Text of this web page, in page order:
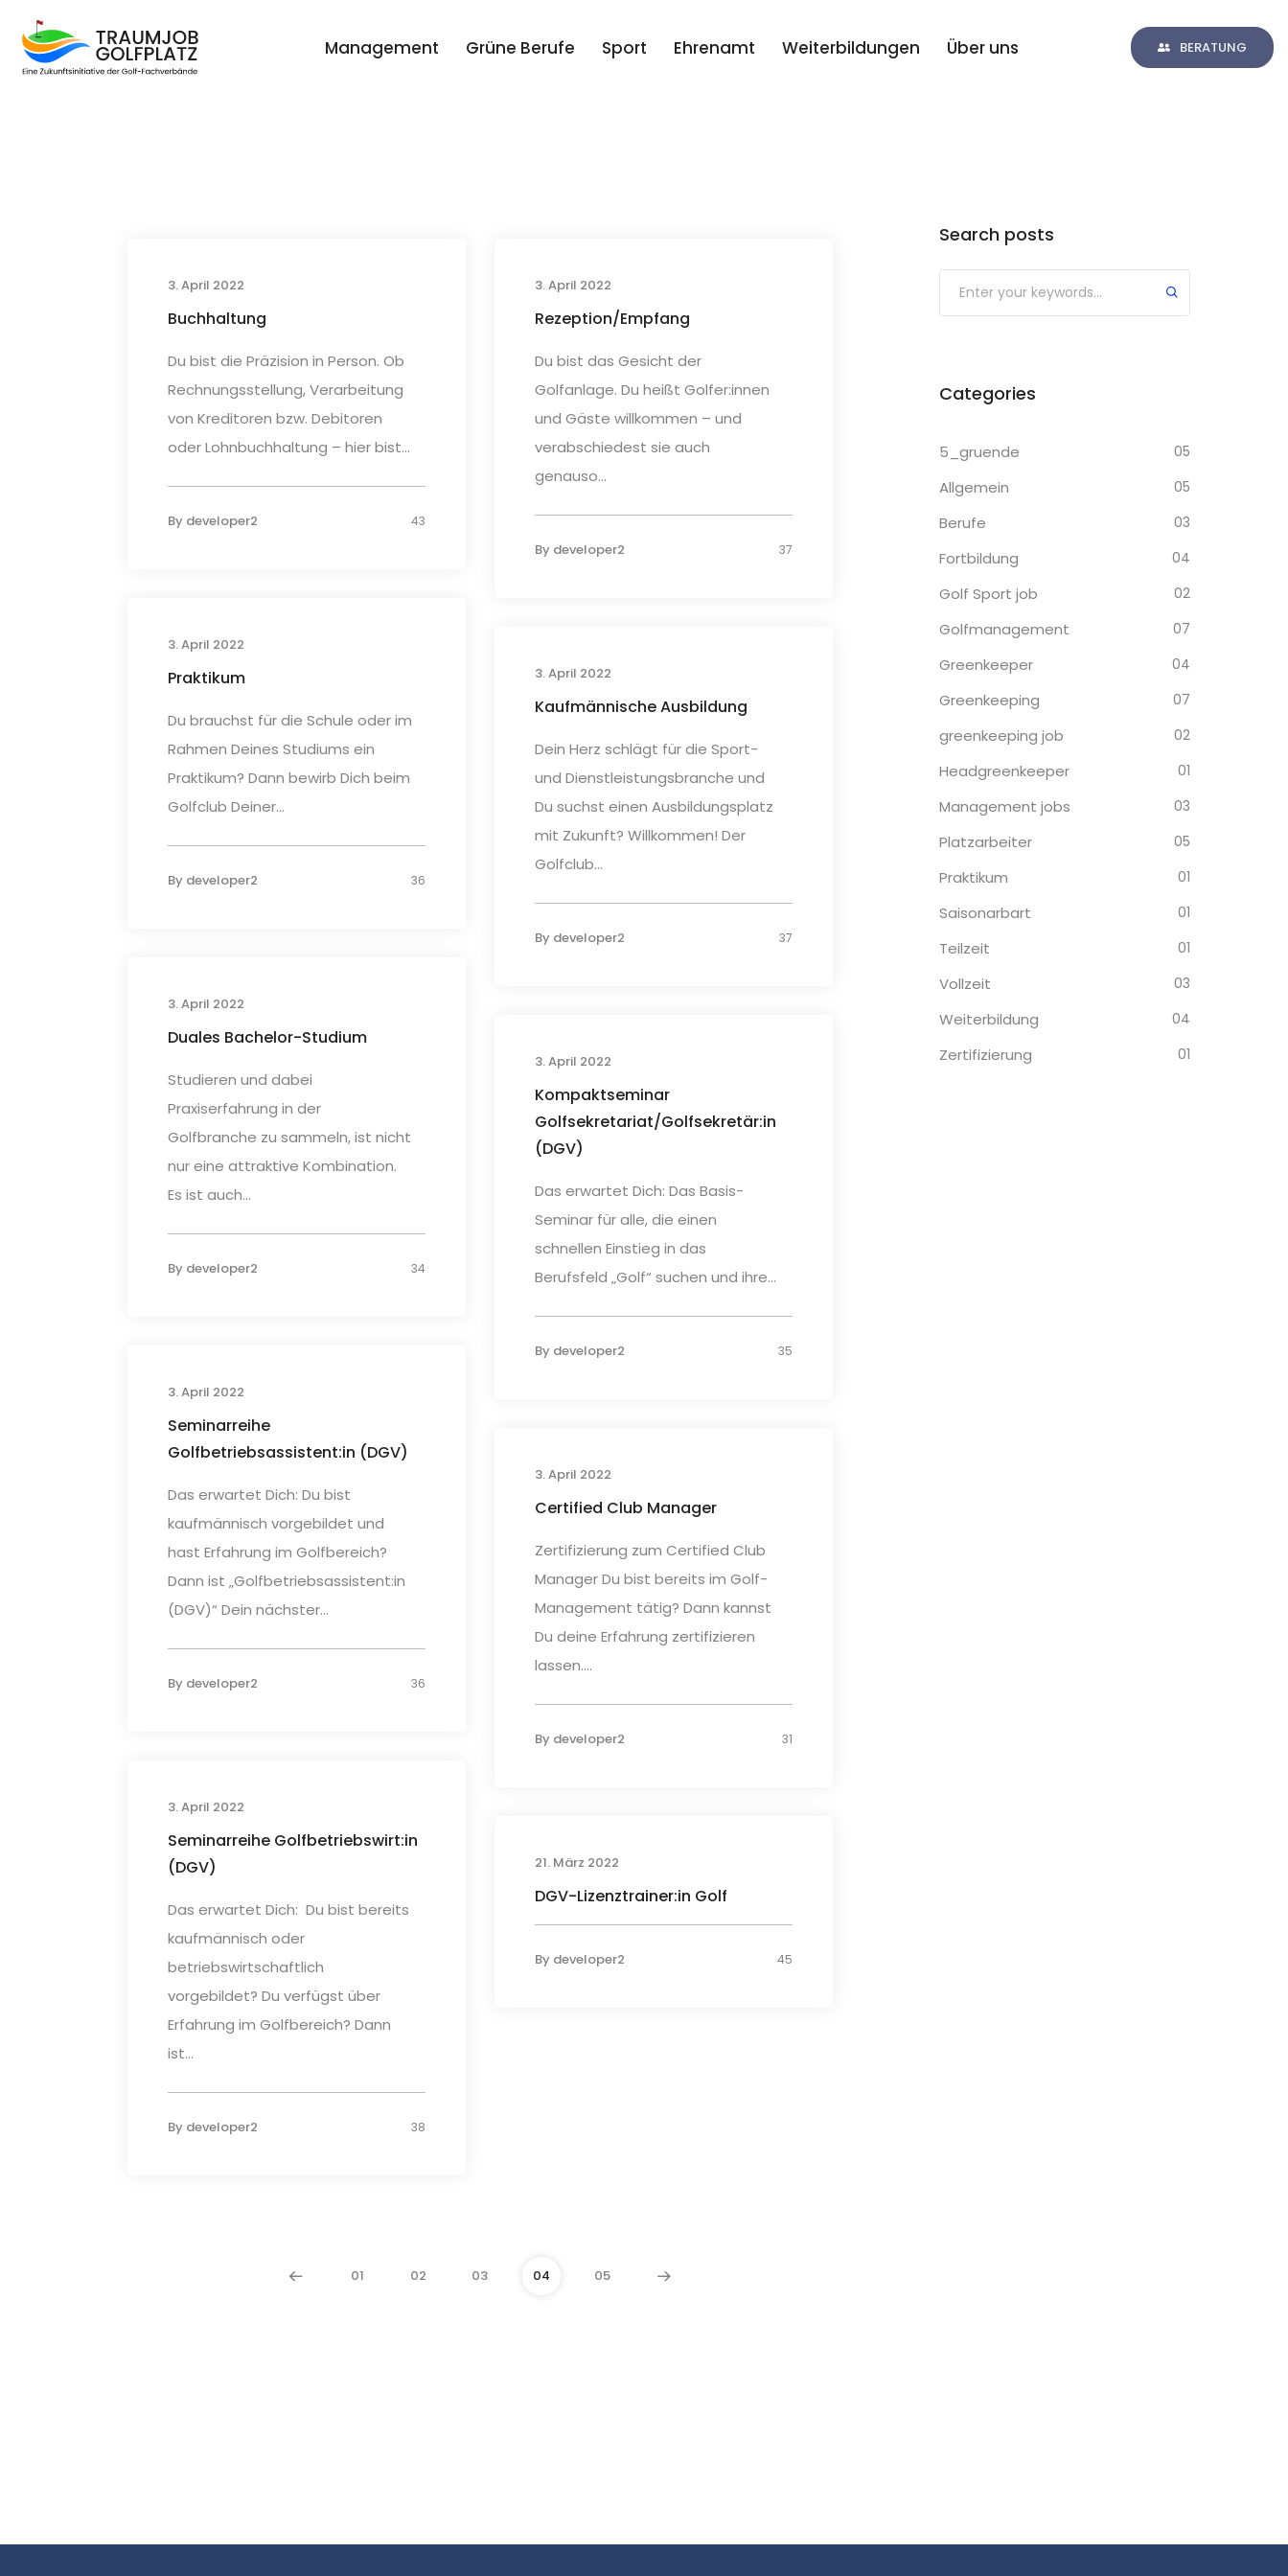
Management Grüne Berufe Sport Ehrenamt Weiterbildungen Über uns BERATUNG
3. April 2022
Buchhaltung
Du bist die Präzision in Person. Ob
Rechnungsstellung, Verarbeitung
von Kreditoren bzw. Debitoren
oder Lohnbuchhaltung – hier bist...
By developer2 43
3. April 2022
Rezeption/Empfang
Du bist das Gesicht der
Golfanlage. Du heißt Golfer:innen
und Gäste willkommen – und
verabschiedest sie auch
genauso...
By developer2 37
3. April 2022
Praktikum
Du brauchst für die Schule oder im
Rahmen Deines Studiums ein
Praktikum? Dann bewirb Dich beim
Golfclub Deiner...
By developer2 36
3. April 2022
Kaufmännische Ausbildung
Dein Herz schlägt für die Sport-
und Dienstleistungsbranche und
Du suchst einen Ausbildungsplatz
mit Zukunft? Willkommen! Der
Golfclub...
By developer2 37
3. April 2022
Duales Bachelor-Studium
Studieren und dabei
Praxiserfahrung in der
Golfbranche zu sammeln, ist nicht
nur eine attraktive Kombination.
Es ist auch...
By developer2 34
3. April 2022
Kompaktseminar
Golfsekretariat/Golfsekretär:in
(DGV)
Das erwartet Dich: Das Basis-
Seminar für alle, die einen
schnellen Einstieg in das
Berufsfeld „Golf“ suchen und ihre...
By developer2 35
3. April 2022
Seminarreihe
Golfbetriebsassistent:in (DGV)
Das erwartet Dich: Du bist
kaufmännisch vorgebildet und
hast Erfahrung im Golfbereich?
Dann ist „Golfbetriebsassistent:in
(DGV)“ Dein nächster...
By developer2 36
3. April 2022
Certified Club Manager
Zertifizierung zum Certified Club
Manager Du bist bereits im Golf-
Management tätig? Dann kannst
Du deine Erfahrung zertifizieren
lassen....
By developer2 31
3. April 2022
Seminarreihe Golfbetriebswirt:in
(DGV)
Das erwartet Dich: Du bist bereits
kaufmännisch oder
betriebswirtschaftlich
vorgebildet? Du verfügst über
Erfahrung im Golfbereich? Dann
ist...
By developer2 38
21. März 2022
DGV-Lizenztrainer:in Golf
By developer2 45
01 02 03 04 05
Search posts
Categories
5_gruende 05
Allgemein 05
Berufe 03
Fortbildung 04
Golf Sport job 02
Golfmanagement 07
Greenkeeper 04
Greenkeeping 07
greenkeeping job 02
Headgreenkeeper 01
Management jobs 03
Platzarbeiter 05
Praktikum 01
Saisonarbart 01
Teilzeit 01
Vollzeit 03
Weiterbildung 04
Zertifizierung 01